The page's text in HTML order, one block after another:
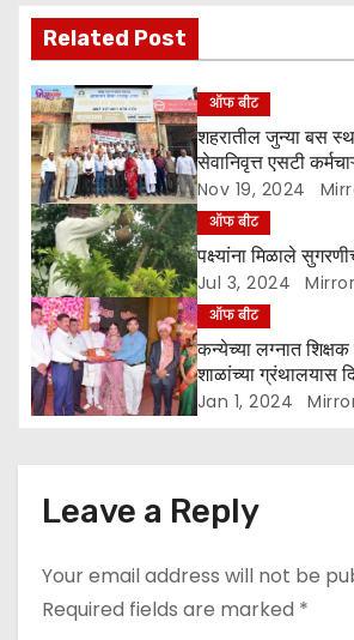
g
a
t
i
o
n
Related Post
ऑफ बीट
शहरातील जुन्या बस
सेवानिवृत्त एसटी
Nov 19, 2024
ऑफ बीट
पक्ष्यांना मिळाले
Jul 3, 2024 Mirror
ऑफ बीट
कन्येच्या लग्नात शिक्षक
शाळांच्या ग्रंथालयास
पुस्तकांची भेट
Jan 1, 2024
Leave a Reply
Your email address will not be
Required fields are marked *